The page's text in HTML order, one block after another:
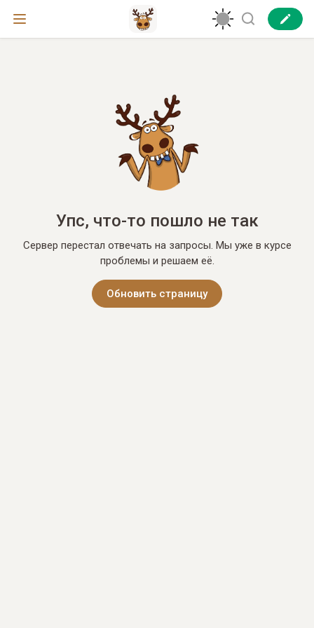
Упс, что-то пошло не так
Сервер перестал отвечать на запросы. Мы уже в курсе
проблемы и решаем её.
Обновить страницу